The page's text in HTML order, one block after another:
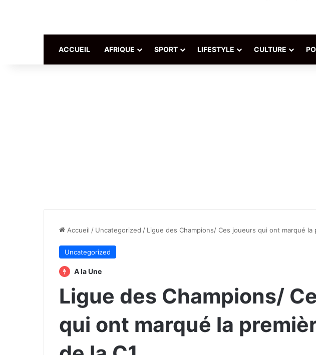
ACCUEIL AFRIQUE SPORT LIFESTYLE CULTURE
Accueil / Uncategorized / Ligue des Champions/ Ces joueurs qui ont marqué la
Uncategorized
A la Une
Ligue des Champions/
qui ont marqué la